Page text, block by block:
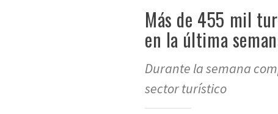
Más de 455 mil
en la última
Durante la semana
sector turístico